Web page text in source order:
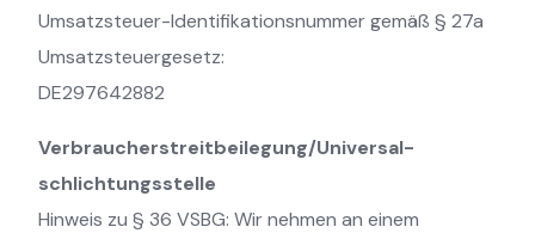
Umsatzsteuer-Identifikationsnummer gemäß § 27a
Umsatzsteuergesetz:
DE297642882
Verbraucher­streit­beilegung/Universal­
schlichtungs­stelle
Hinweis zu § 36 VSBG: Wir nehmen an einem